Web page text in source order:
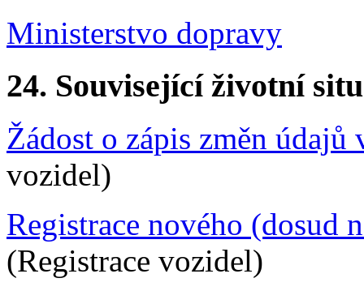
Ministerstvo dopravy
24. Související životní
Žádost o zápis změn
vozidel)
Registrace nového (dosud
(Registrace vozidel)